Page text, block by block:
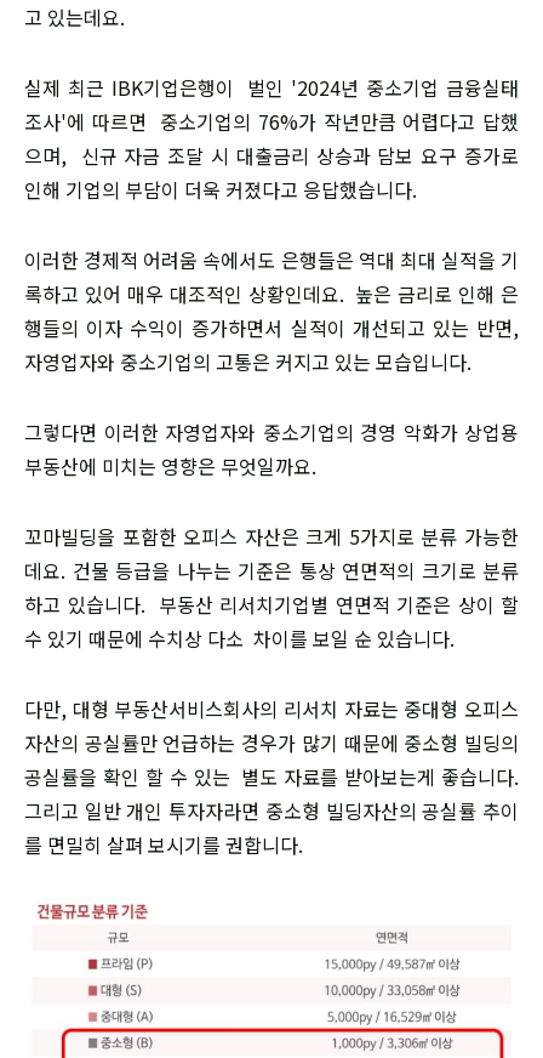
고 있는데요.
실제 최근 IBK기업은행이 벌인 '2024년 중소기업 금융실태
조사'에 따르면 중소기업의 76%가 작년만큼 어렵다고 답했
으며, 신규 자금 조달 시 대출금리 상승과 담보 요구 증가로
인해 기업의 부담이 더욱 커졌다고 응답했습니다.
이러한 경제적 어려움 속에서도 은행들은 역대 최대 실적을 기
록하고 있어 매우 대조적인 상황인데요. 높은 금리로 인해 은
행들의 이자 수익이 증가하면서 실적이 개선되고 있는 반면,
자영업자와 중소기업의 고통은 커지고 있는 모습입니다.
그렇다면 이러한 자영업자와 중소기업의 경영 악화가 상업용
부동산에 미치는 영향은 무엇일까요.
꼬마빌딩을 포함한 오피스 자산은 크게 5가지로 분류 가능한
데요. 건물 등급을 나누는 기준은 통상 연면적의 크기로 분류
하고 있습니다. 부동산 리서치기업별 연면적 기준은 상이 할
수 있기 때문에 수치상 다소 차이를 보일 순 있습니다.
다만, 대형 부동산서비스회사의 리서치 자료는 중대형 오피스
자산의 공실률만 언급하는 경우가 많기 때문에 중소형 빌딩의
공실률을 확인 할 수 있는 별도 자료를 받아보는게 좋습니다.
그리고 일반 개인 투자자라면 중소형 빌딩자산의 공실률 추이
를 면밀히 살펴 보시기를 권합니다.